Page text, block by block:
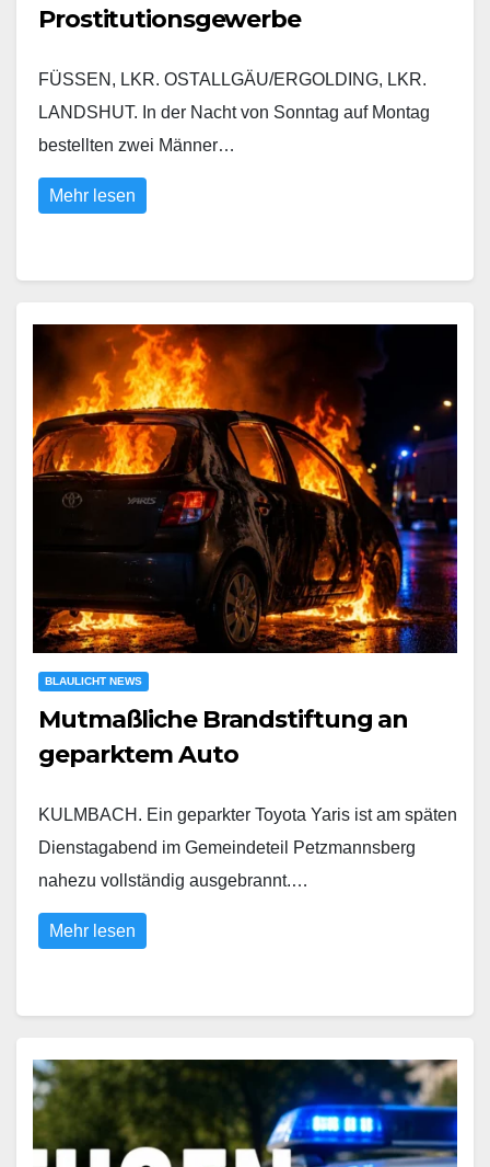
Prostitutionsgewerbe
FÜSSEN, LKR. OSTALLGÄU/ERGOLDING, LKR.
LANDSHUT. In der Nacht von Sonntag auf Montag
bestellten zwei Männer…
Mehr lesen
BLAULICHT NEWS
Mutmaßliche Brandstiftung an
geparktem Auto
KULMBACH. Ein geparkter Toyota Yaris ist am späten
Dienstagabend im Gemeindeteil Petzmannsberg
nahezu vollständig ausgebrannt.…
Mehr lesen